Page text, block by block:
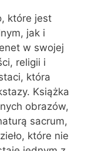
które jest
jak i
w swojej
religii i
która
Książka
obrazów,
sacrum,
które nie